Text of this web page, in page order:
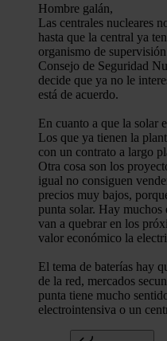
Hombre galán,
Las centrales nucleares
hasta que la central ya
organismo de
Consejo de Seguridad
decide que ya no le
está de acuerdo.
En cuanto a que la solar
Los que ya tienen la
con un contrato a largo
Otra cosa son los
igual no consiguen
precios muy bajos,
punta solar. Hay muchos
van a quebrar en los
valor económico la
El tema de baterías hay
de la red, mercados
punta tiene mucho
electrointensiva o un